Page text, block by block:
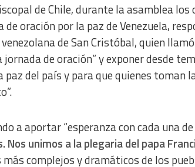
de Chile, durante la asamblea los
oración por la paz de Venezuela,
de San Cristóbal, quien
de oración” y exponer desde
del país y para que quienes toman
a aportar “esperanza con cada una
Nos unimos a la plegaria del papa
más complejos y dramáticos de los